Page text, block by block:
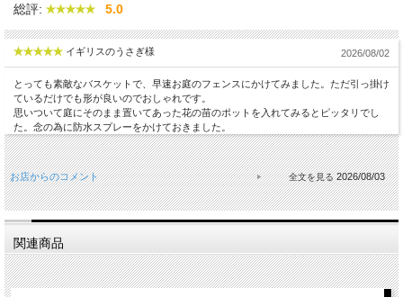
総評: 5.0
イギリスのうさぎ様 2026/08/02
とっても素敵なバスケットで、早速お庭のフェンスにかけてみました。ただ引っ掛け
ているだけでも形が良いのでおしゃれです。
思いついて庭にそのまま置いてあった花の苗のポットを入れてみるとピッタリでし
た。念の為に防水スプレーをかけておきました。
お店からのコメント 2026/08/03
関連商品